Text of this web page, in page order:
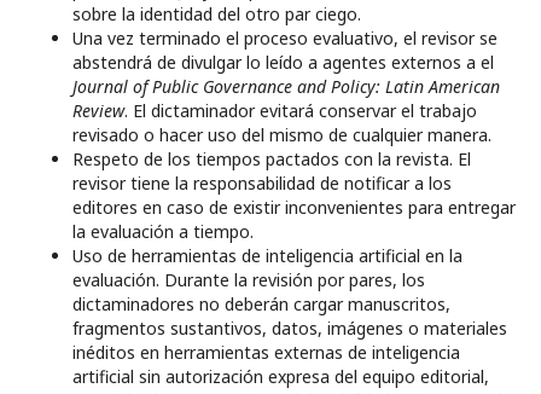
sobre la identidad del otro par ciego.
Una vez terminado el proceso evaluativo, el revisor se
abstendrá de divulgar lo leído a agentes externos a el
Journal of Public Governance and Policy: Latin American
Review. El dictaminador evitará conservar el trabajo
revisado o hacer uso del mismo de cualquier manera.
Respeto de los tiempos pactados con la revista. El
revisor tiene la responsabilidad de notificar a los
editores en caso de existir inconvenientes para entregar
la evaluación a tiempo.
Uso de herramientas de inteligencia artificial en la
evaluación. Durante la revisión por pares, los
dictaminadores no deberán cargar manuscritos,
fragmentos sustantivos, datos, imágenes o materiales
inéditos en herramientas externas de inteligencia
artificial sin autorización expresa del equipo editorial,